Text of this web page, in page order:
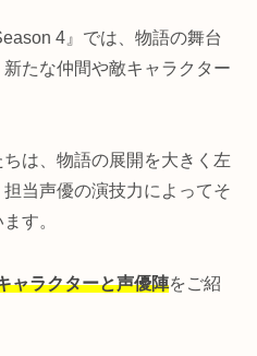
4』では、物語の舞台
たな仲間や敵キャラクター
は、物語の展開を大きく左
当声優の演技力によってそ
す。
ャラクターと声優陣をご紹